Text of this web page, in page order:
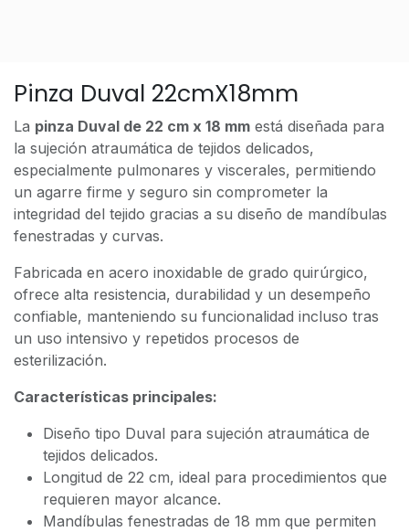
Pinza Duval 22cmX18mm
La pinza Duval de 22 cm x 18 mm está diseñada para
la sujeción atraumática de tejidos delicados,
especialmente pulmonares y viscerales, permitiendo
un agarre firme y seguro sin comprometer la
integridad del tejido gracias a su diseño de mandíbulas
fenestradas y curvas.
Fabricada en acero inoxidable de grado quirúrgico,
ofrece alta resistencia, durabilidad y un desempeño
confiable, manteniendo su funcionalidad incluso tras
un uso intensivo y repetidos procesos de
esterilización.
Características principales:
Diseño tipo Duval para sujeción atraumática de
tejidos delicados.
Longitud de 22 cm, ideal para procedimientos que
requieren mayor alcance.
Mandíbulas fenestradas de 18 mm que permiten